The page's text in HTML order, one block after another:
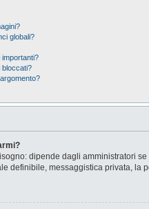
globali?
bloccati?
dipende dagli amministratori
definibile, messaggistica privata, la